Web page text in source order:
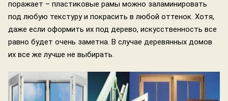
поражает – пластиковые рамы можно заламинировать
под любую текстуру и покрасить в любой оттенок. Хотя,
даже если оформить их под дерево, искусственность все
равно будет очень заметна. В случае деревянных домов
их все же лучше не выбирать.